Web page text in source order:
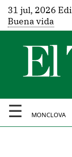
31 jul, 2026
Buena vida
☰ MONCLOVA